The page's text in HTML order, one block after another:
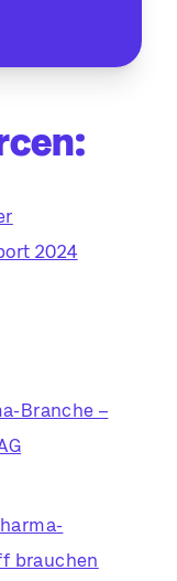
2024
Branche –
brauchen